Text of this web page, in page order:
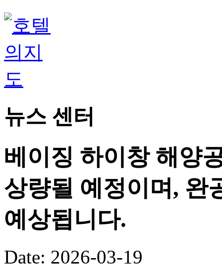
뉴스 센터
베이징 하이창 해양
상량될 예정이며, 완
예상됩니다.
Date: 2026-03-19